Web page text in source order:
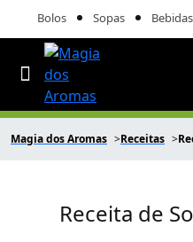
Bolos Sopas
Magia dos Aromas Receitas
Receita de